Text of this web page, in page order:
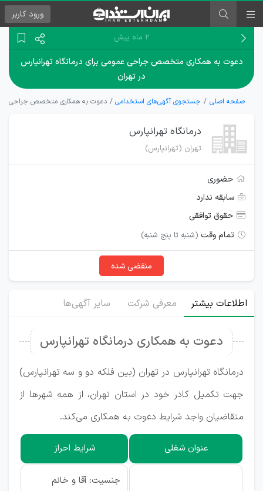
ورود کاربر
۲ ماه پیش
دعوت به همکاری متخصص جراحی عمومی برای درمانگاه تهرانپارس
در تهران
صفحه اصلی جستجوی آگهی‌های استخدامی دعوت به همکاری متخصص جراحی
درمانگاه تهرانپارس
تهران (تهرانپارس)
حضوری
سابقه ندارد
حقوق توافقی
تمام وقت (شنبه تا پنج شنبه)
منقضی شده
اطلاعات بیشتر معرفی شرکت سایر آگهی‌ها
دعوت به همکاری درمانگاه تهرانپارس
درمانگاه تهرانپارس در تهران (بین فلکه دو و سه تهرانپارس)
جهت تکمیل کادر خود در استان تهران، از همه شهرها از
متقاضیان واجد شرایط دعوت به همکاری می‌کند.
عنوان شغلی شرایط احراز
جنسیت: آقا و خانم